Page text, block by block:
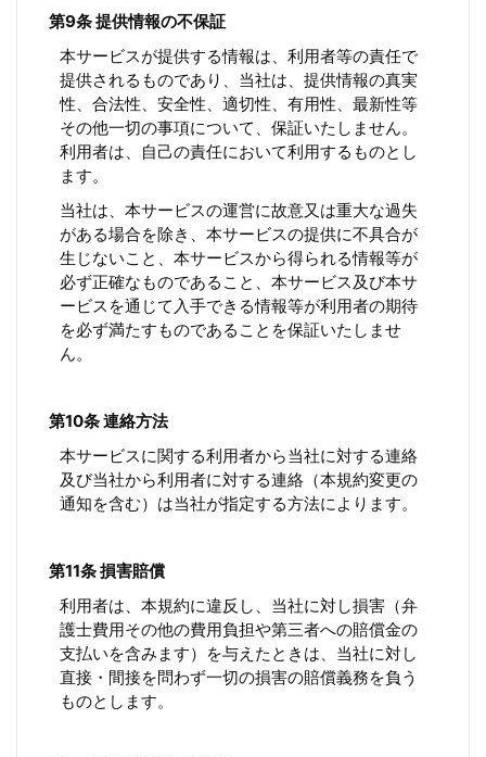
第9条 提供情報の不保証
本サービスが提供する情報は、利用者等の責任で
提供されるものであり、当社は、提供情報の真実
性、合法性、安全性、適切性、有用性、最新性等
その他一切の事項について、保証いたしません。
利用者は、自己の責任において利用するものとし
ます。
当社は、本サービスの運営に故意又は重大な過失
がある場合を除き、本サービスの提供に不具合が
生じないこと、本サービスから得られる情報等が
必ず正確なものであること、本サービス及び本サ
ービスを通じて入手できる情報等が利用者の期待
を必ず満たすものであることを保証いたしませ
ん。
第10条 連絡方法
本サービスに関する利用者から当社に対する連絡
及び当社から利用者に対する連絡（本規約変更の
通知を含む）は当社が指定する方法によります。
第11条 損害賠償
利用者は、本規約に違反し、当社に対し損害（弁
護士費用その他の費用負担や第三者への賠償金の
支払いを含みます）を与えたときは、当社に対し
直接・間接を問わず一切の損害の賠償義務を負う
ものとします。